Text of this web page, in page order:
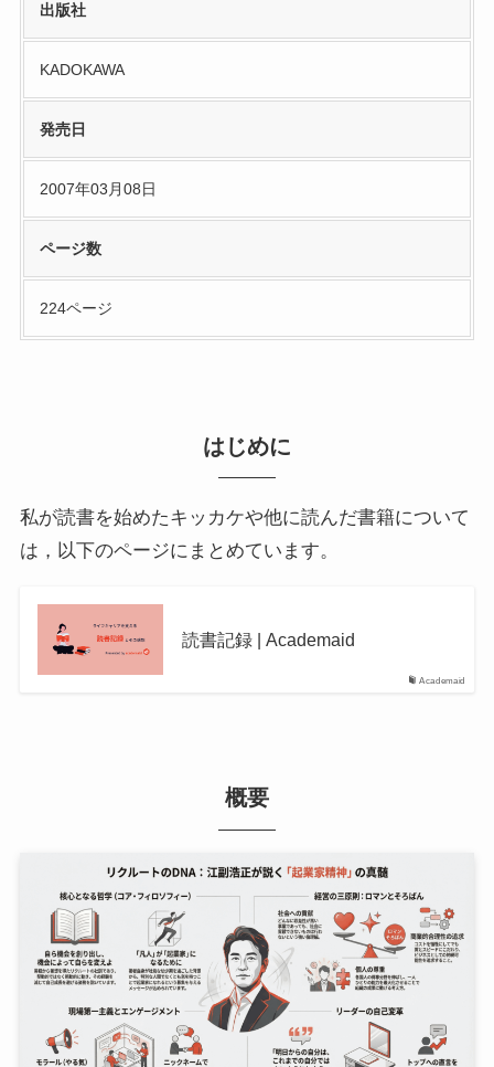
出版社
KADOKAWA
発売日
2007年03月08日
ページ数
224ページ
はじめに
私が読書を始めたキッカケや他に読んだ書籍について
は，以下のページにまとめています。
Academaid
読書記録 | Academaid
概要